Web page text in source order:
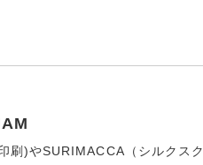
刷)やSURIMACCA（シルクス